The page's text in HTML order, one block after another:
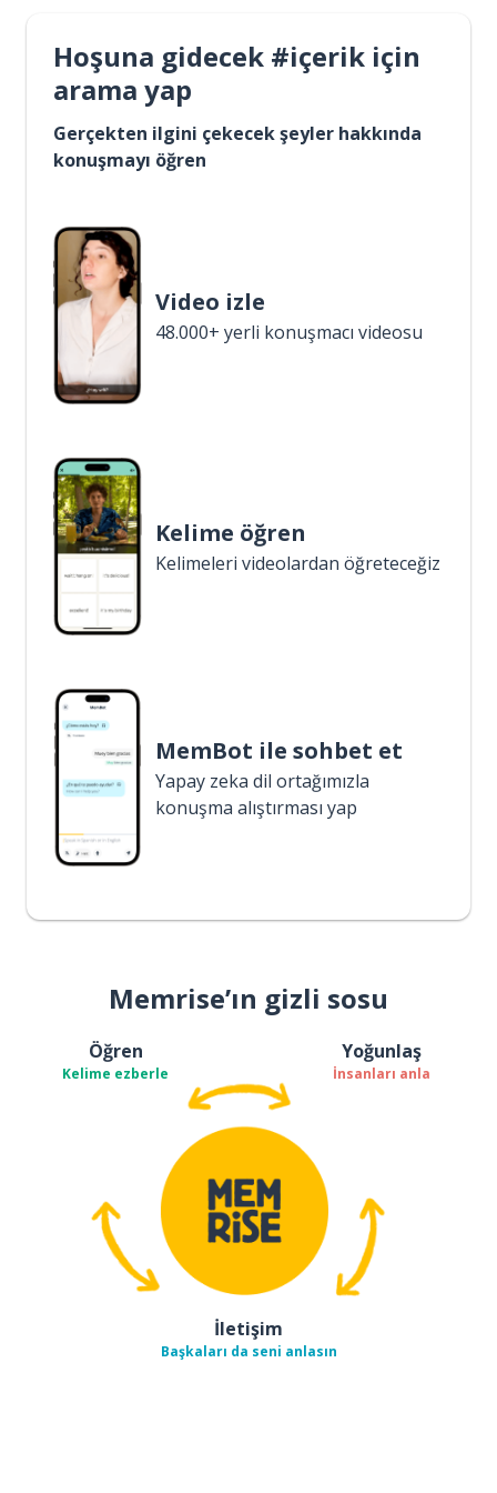
Hoşuna gidecek #içerik için
arama yap
Gerçekten ilgini çekecek şeyler hakkında
konuşmayı öğren
Video izle
48.000+ yerli konuşmacı videosu
Kelime öğren
Kelimeleri videolardan öğreteceğiz
MemBot ile sohbet et
Yapay zeka dil ortağımızla
konuşma alıştırması yap
Memrise’ın gizli sosu
Öğren
Kelime ezberle
Yoğunlaş
İnsanları anla
İletişim
Başkaları da seni anlasın